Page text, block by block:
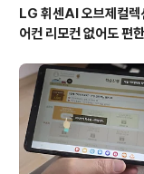
LG 휘센AI 오브제컬렉
어컨 리모컨 없어도 편
후기